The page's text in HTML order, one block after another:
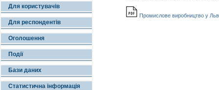
Для користувачів
Для респондентів
Оголошення
Події
Бази даних
Статистична інформація
Промислове виробництво у